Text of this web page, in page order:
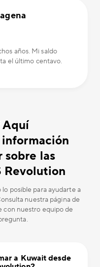
años. Mi saldo
el último centavo.
Aquí
sobre las
Revolution
posible para ayudarte a
nuestra página de
con nuestro equipo de
a Kuwait desde